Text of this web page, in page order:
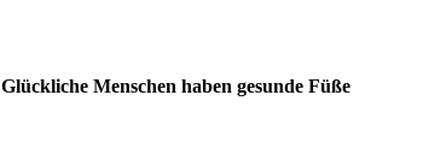
Glückliche Menschen haben gesunde Füße